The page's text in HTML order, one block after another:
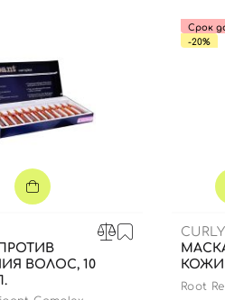
ВОЛОС, 10
Срок
-20%
КОЖИ
Root
Номер телефона